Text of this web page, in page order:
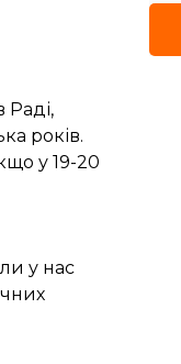
Раді,
років.
у 19-20
у нас